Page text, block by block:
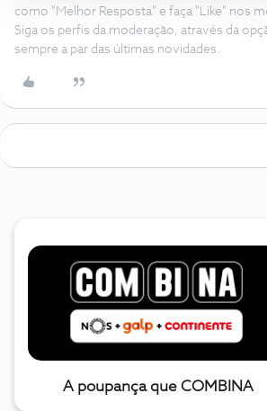
como "Melhor Resposta" e faça "Like" nos
Siga os perfis da moderação, através da
sempre a par das últimas novidades.
A poupança que COMBINA